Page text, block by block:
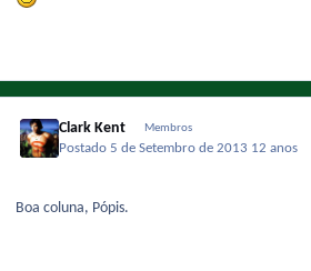
Clark Kent Membros
Postado 5 de Setembro de 2013 12 anos
Boa coluna, Pópis.